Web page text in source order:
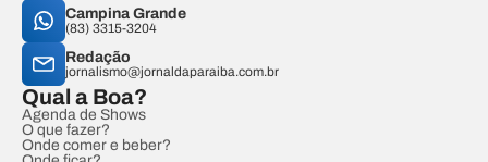
Campina Grande
(83) 3315-3204
Redação
jornalismo@jornaldaparaiba.com.br
Qual a Boa?
Agenda de Shows
O que fazer?
Onde comer e beber?